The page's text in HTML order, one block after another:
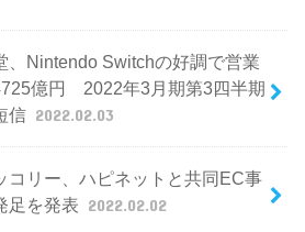
、Nintendo Switchの好調で営業
億円 2022年3月期第3四半期
信 2022.02.03
コリー、ハピネットと共同EC事
足を発表 2022.02.02